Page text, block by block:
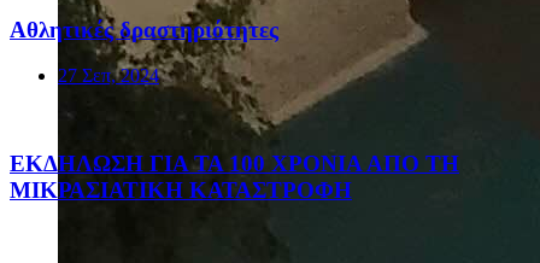
Αθλητικές δραστηριότητες
27 Σεπ, 2024
ΕΚΔΗΛΩΣΗ ΓΙΑ ΤΑ 100 ΧΡΟΝΙΑ ΑΠΟ ΤΗ
ΜΙΚΡΑΣΙΑΤΙΚΗ ΚΑΤΑΣΤΡΟΦΗ